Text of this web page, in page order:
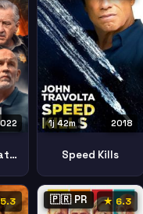
Savage Salvation
2018
1j 42m
Speed Kills
🇵🇷 PR ★ 6.3